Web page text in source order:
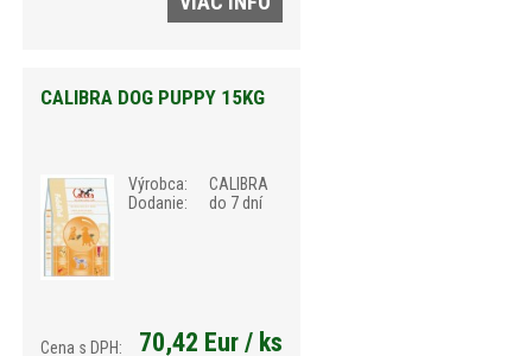
CALIBRA DOG PUPPY 15KG
Výrobca:
CALIBRA
Dodanie:
do 7 dní
Cena s DPH: 70,42 Eur / ks